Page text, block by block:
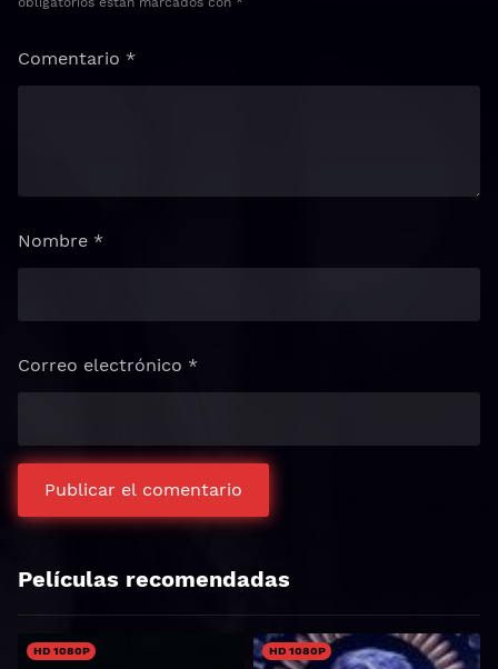
Comentario *
Nombre *
Correo electrónico *
Películas recomendadas
HD 1080P HD 1080P